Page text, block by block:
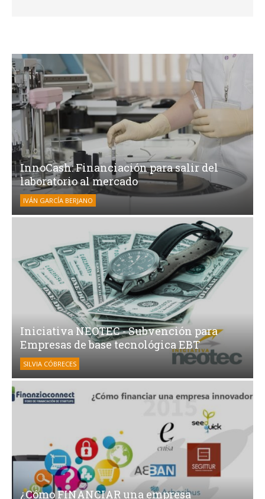
InnoCash: Financiación para salir del
laboratorio al mercado
IVÁN GARCÍA BERJANO
Iniciativa NEOTEC - Subvención para
Empresas de base tecnológica EBT
SILVIA CÓBRECES
¿Cómo FINANCIAR una empresa